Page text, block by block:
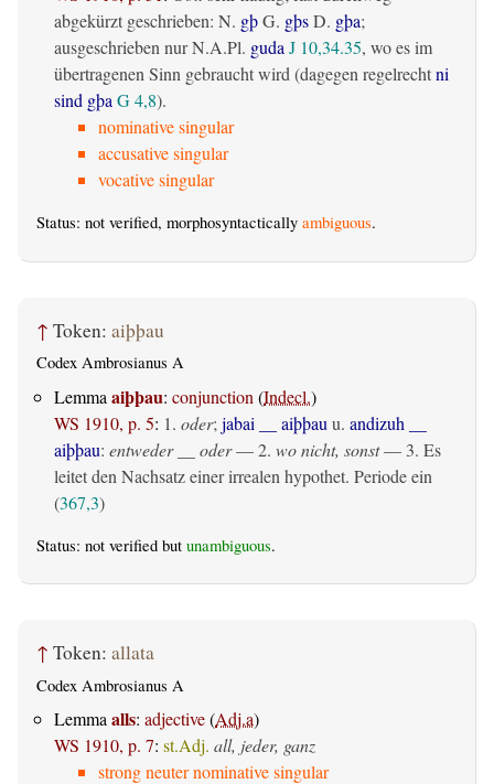
abgekürzt geschrieben: N. gþG. gþsD. gþa;
ausgeschrieben nur N.A.Pl. gudaJ 10,34.35, wo es im
übertragenen Sinn gebraucht wird (dagegen regelrechtni
sind gþaG 4,8).
nominative singular
accusative singular
vocative singular
Status: not verified, morphosyntactically ambiguous.
↑ Token: aiþþau
Codex Ambrosianus A
Lemma aiþþau: conjunction (Indecl.)
WS 1910, p. 5: 1. oder; jabai __ aiþþau u. andizuh __
aiþþau: entweder __ oder— 2. wo nicht, sonst— 3. Es
leitet den Nachsatz einer irrealen hypothet. Periode ein
(367,3)
Status: not verified but unambiguous.
↑ Token: allata
Codex Ambrosianus A
Lemma alls: adjective(Adj.a)
WS 1910, p. 7: st.Adj. all, jeder, ganz
strong neuter nominative singular